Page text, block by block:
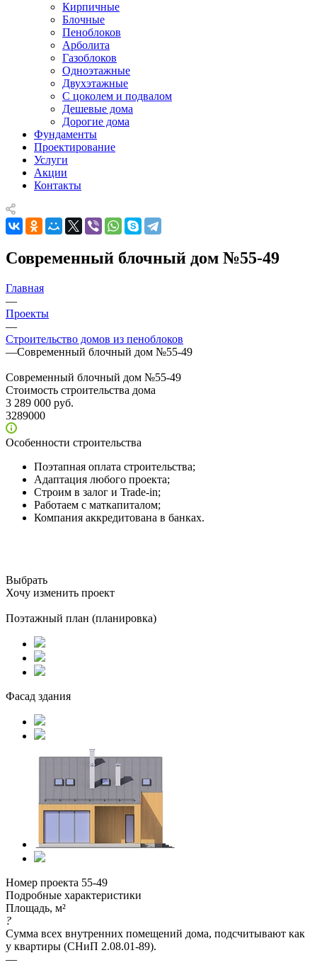
Кирпичные
Блочные
Пеноблоков
Арболита
Газоблоков
Одноэтажные
Двухэтажные
С цоколем и подвалом
Дешевые дома
Дорогие дома
Фундаменты
Проектирование
Услуги
Акции
Контакты
Современный блочный дом №55-49
Главная
—
Проекты
—
Строительство домов из пеноблоков
—Современный блочный дом №55-49
Современный блочный дом №55-49
Стоимость строительства дома
3 289 000 руб.
3289000
Особенности строительства
Поэтапная оплата строительства;
Адаптация любого проекта;
Строим в залог и Trade-in;
Работаем с маткапиталом;
Компания аккредитована в банках.
Выбрать
Хочу изменить проект
Поэтажный план (планировка)
Фасад здания
Номер проекта 55-49
Подробные характеристики
Площадь, м²
?
Сумма всех внутренних помещений дома, подсчитывают как
у квартиры (СНиП 2.08.01-89).
—